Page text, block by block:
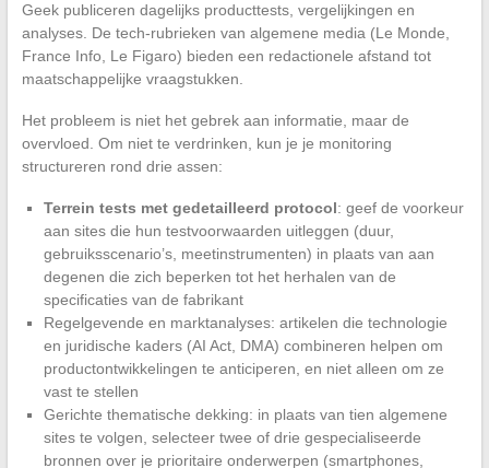
Geek publiceren dagelijks producttests, vergelijkingen en
analyses. De tech-rubrieken van algemene media (Le Monde,
France Info, Le Figaro) bieden een redactionele afstand tot
maatschappelijke vraagstukken.
Het probleem is niet het gebrek aan informatie, maar de
overvloed. Om niet te verdrinken, kun je je monitoring
structureren rond drie assen:
Terrein tests met gedetailleerd protocol: geef de voorkeur
aan sites die hun testvoorwaarden uitleggen (duur,
gebruiksscenario’s, meetinstrumenten) in plaats van aan
degenen die zich beperken tot het herhalen van de
specificaties van de fabrikant
Regelgevende en marktanalyses: artikelen die technologie
en juridische kaders (AI Act, DMA) combineren helpen om
productontwikkelingen te anticiperen, en niet alleen om ze
vast te stellen
Gerichte thematische dekking: in plaats van tien algemene
sites te volgen, selecteer twee of drie gespecialiseerde
bronnen over je prioritaire onderwerpen (smartphones,